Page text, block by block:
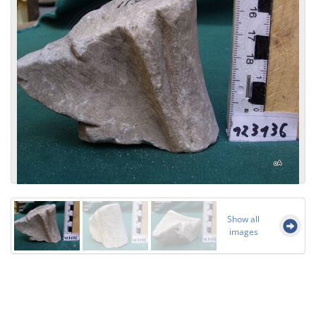
Show all
images